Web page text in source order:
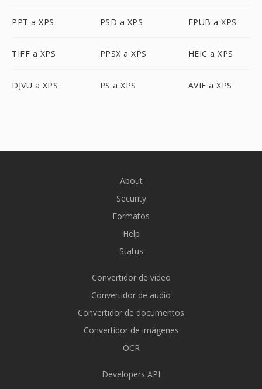
PPT a XPS PSD a XPS EPUB a XPS
TIFF a XPS PPSX a XPS HEIC a XPS
DJVU a XPS PS a XPS AVIF a XPS
About
Security
Formatos
Help
Status
Convertidor de vídeo
Convertidor de audio
Convertidor de documentos
Convertidor de imágenes
OCR
Developers API